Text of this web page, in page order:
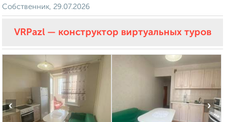
Собственник, 29.07.2026
VRPazl — конструктор виртуальных туров
‹ ›